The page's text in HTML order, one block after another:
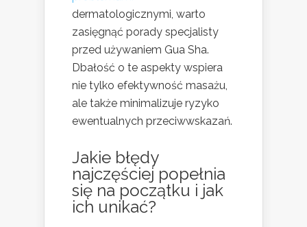
dermatologicznymi, warto
zasięgnąć porady specjalisty
przed używaniem Gua Sha.
Dbałość o te aspekty wspiera
nie tylko efektywność masażu,
ale także minimalizuje ryzyko
ewentualnych przeciwwskazań.
Jakie błędy
najczęściej popełnia
się na początku i jak
ich unikać?